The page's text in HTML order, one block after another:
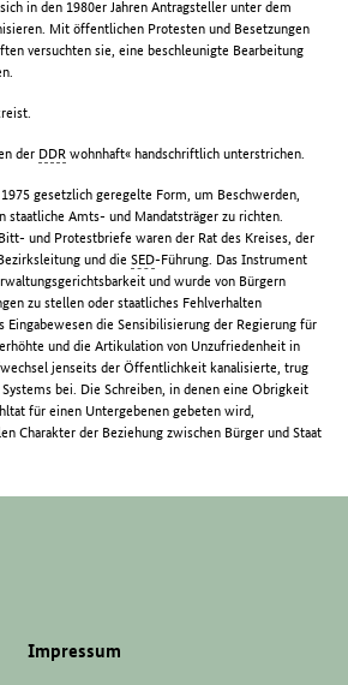
in den 1980er Jahren Antragsteller unter dem
Mit öffentlichen Protesten und Besetzungen
versuchten sie, eine beschleunigte Bearbeitung
der DDR wohnhaft« handschriftlich unterstrichen.
gesetzlich geregelte Form, um Beschwerden,
staatliche Amts- und Mandatsträger zu richten.
und Protestbriefe waren der Rat des Kreises, der
und dieSED-Führung. Das Instrument
und wurde von Bürgern
zu stellen oder staatliches Fehlverhalten
Eingabewesen die Sensibilisierung der Regierung für
und die Artikulation von Unzufriedenheit in
jenseits der Öffentlichkeit kanalisierte, trug
bei. Die Schreiben, in denen eine Obrigkeit
für einen Untergebenen gebeten wird,
Charakter der Beziehung zwischen Bürger und Staat
Impressum